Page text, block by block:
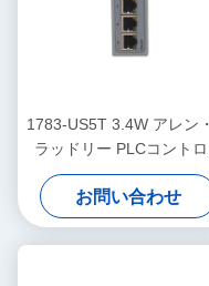
1783-US5T 3.4W アレン
ラッドリー PLCコントロ
ラー 産業用イーサネット
イッチ 銅ポート5つ
お問い合わせ